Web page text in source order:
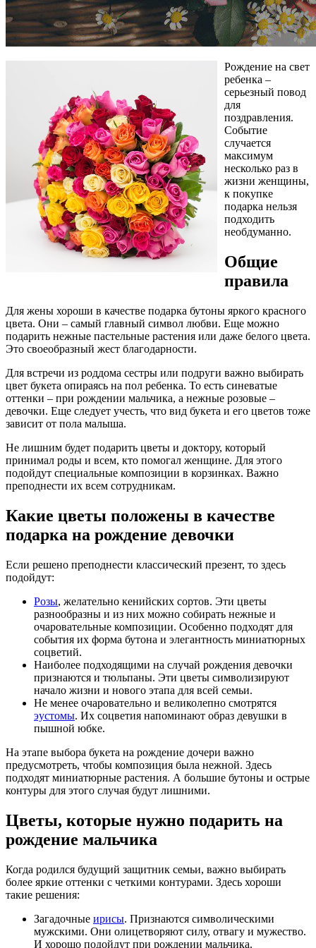
Рождение на свет
ребенка –
серьезный повод
для
поздравления.
Событие
случается
максимум
несколько раз в
жизни женщины,
к покупке
подарка нельзя
подходить
необдуманно.
Общие
правила
Для жены хороши в качестве подарка бутоны яркого красного
цвета. Они – самый главный символ любви. Еще можно
подарить нежные пастельные растения или даже белого цвета.
Это своеобразный жест благодарности.
Для встречи из роддома сестры или подруги важно выбирать
цвет букета опираясь на пол ребенка. То есть синеватые
оттенки – при рождении мальчика, а нежные розовые –
девочки. Еще следует учесть, что вид букета и его цветов тоже
зависит от пола малыша.
Не лишним будет подарить цветы и доктору, который
принимал роды и всем, кто помогал женщине. Для этого
подойдут специальные композиции в корзинках. Важно
преподнести их всем сотрудникам.
Какие цветы положены в качестве
подарка на рождение девочки
Если решено преподнести классический презент, то здесь
подойдут:
Розы, желательно кенийских сортов. Эти цветы
разнообразны и из них можно собирать нежные и
очаровательные композиции. Особенно подходят для
события их форма бутона и элегантность миниатюрных
соцветий.
Наиболее подходящими на случай рождения девочки
признаются и тюльпаны. Эти цветы символизируют
начало жизни и нового этапа для всей семьи.
Не менее очаровательно и великолепно смотрятся
эустомы. Их соцветия напоминают образ девушки в
пышной юбке.
На этапе выбора букета на рождение дочери важно
предусмотреть, чтобы композиция была нежной. Здесь
подходят миниатюрные растения. А большие бутоны и острые
контуры для этого случая будут лишними.
Цветы, которые нужно подарить на
рождение мальчика
Когда родился будущий защитник семьи, важно выбирать
более яркие оттенки с четкими контурами. Здесь хороши
такие решения:
Загадочные ирисы. Признаются символическими
мужскими. Они олицетворяют силу, отвагу и мужество.
И хорошо подойдут при рождении мальчика.